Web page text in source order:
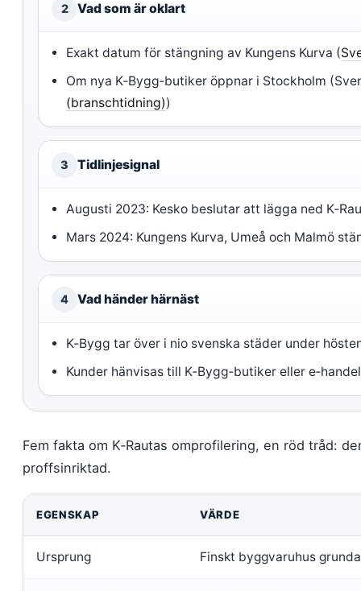
2 Vad som är oklart
Exakt datum för stängning av Kungens Kurva (
Om nya K‑Bygg‑butiker öppnar i Stockholm
(branschtidning))
3 Tidlinjesignal
Augusti 2023: Kesko beslutar att lägga ned
Mars 2024: Kungens Kurva, Umeå och Malmö
4 Vad händer härnäst
K‑Bygg tar över i nio svenska städer under
Kunder hänvisas till K‑Bygg‑butiker eller
Fem fakta om K‑Rautas omprofilering, en röd tråd:
proffsinriktad.
EGENSKAP VÄRDE
Ursprung Finskt byggvaruhus